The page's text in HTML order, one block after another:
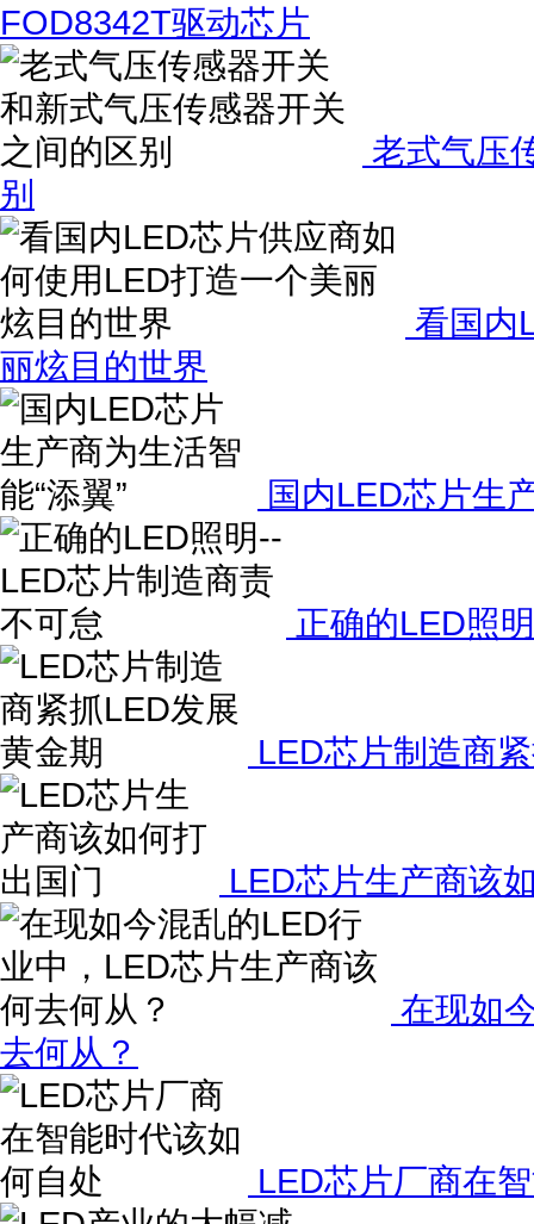
FOD8342T驱动芯片
老式气压
别
看国内
丽炫目的世界
国内LED芯片生
正确的LED照
LED芯片制造商
LED芯片生产商该
在现如
去何从？
LED芯片厂商在